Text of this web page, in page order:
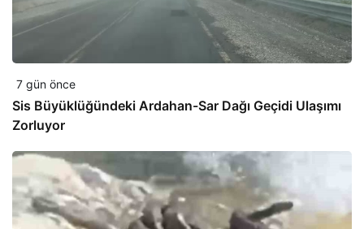
7 gün önce
Sis Büyüklüğündeki Ardahan-Sar Dağı Geçidi Ulaşımı
Zorluyor